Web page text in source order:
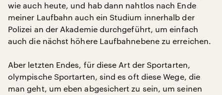
wie auch heute, und hab dann nahtlos nach Ende
meiner Laufbahn auch ein Studium innerhalb der
Polizei an der Akademie durchgeführt, um einfach
auch die nächst höhere Laufbahnebene zu erreichen.
Aber letzten Endes, für diese Art der Sportarten,
olympische Sportarten, sind es oft diese Wege, die
man geht, um eben abgesichert zu sein, um seinen